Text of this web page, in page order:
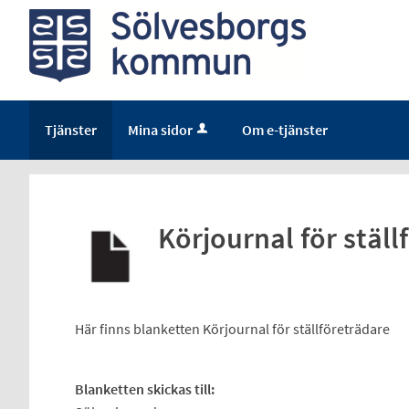
Tjänster Mina sidor Om e-tjänster
Körjournal för
Här finns blanketten Körjournal för ställföreträdare
Blanketten skickas till: